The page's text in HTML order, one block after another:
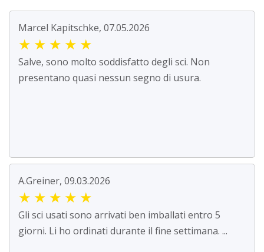
Marcel Kapitschke, 07.05.2026
★ ★ ★ ★ ★
Salve, sono molto soddisfatto degli sci. Non
presentano quasi nessun segno di usura.
A.Greiner, 09.03.2026
★ ★ ★ ★ ★
Gli sci usati sono arrivati ben imballati entro 5
giorni. Li ho ordinati durante il fine settimana. ...